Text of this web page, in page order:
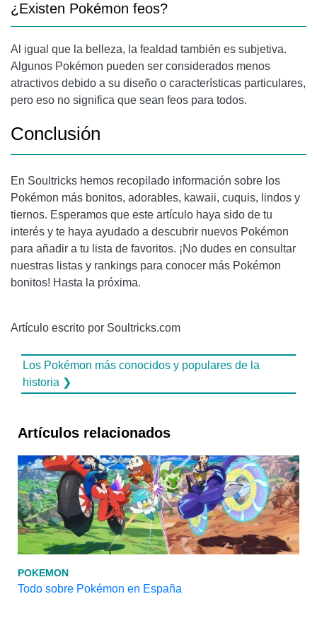
¿Existen Pokémon feos?
Al igual que la belleza, la fealdad también es subjetiva.
Algunos Pokémon pueden ser considerados menos
atractivos debido a su diseño o características particulares,
pero eso no significa que sean feos para todos.
Conclusión
En Soultricks hemos recopilado información sobre los
Pokémon más bonitos, adorables, kawaii, cuquis, lindos y
tiernos. Esperamos que este artículo haya sido de tu
interés y te haya ayudado a descubrir nuevos Pokémon
para añadir a tu lista de favoritos. ¡No dudes en consultar
nuestras listas y rankings para conocer más Pokémon
bonitos! Hasta la próxima.
Artículo escrito por Soultricks.com
Los Pokémon más conocidos y populares de la
historia ❯
Artículos relacionados
POKEMON
Todo sobre Pokémon en España